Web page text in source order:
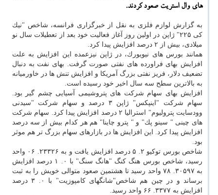
های وال استریت صعود كردند.
به گزارش لوازم فلزی به نقل از خبرگزاری فرانسه، شاخص "نیك
كی ۲۲۵" ژاپن در اولین روز آغاز فعالیت خود بعد از تعطیلات سال نو
میلادی، بیش از ۲ درصد افزایش پیدا كرد.
همانند بورس های نیویورك، در ژاپن نیزعمده این افزایش به علت
افزایش بهای فراورده های نفتی صورت گرفت. بهای نفت به دنبال
تضعیف دلار، فریز نفتی بزرگ آمریكا و افزایش تنش ها در خاورمیانه
به بالاترین سطح سه سال اخیر خود رسیده است.
افزایش بهای سهام شركت های پتروشیمی آسیایی چشم گیر بود.
سهام شركت "اینپكس" ژاپن ۳ درصد و سهام شركت "سیدنی
وودسایت پترولیوم" استرالیا ۲ درصد افزایش پیدا كرد. سهام شركت
های چینی " سینو پك" و " پترو چاینا" هم هر كدام بیش از سه درصد
افزایش پیدا كرد. این افزایش ها در بازارهای سهام بزرگ تر هم موثر
بود.
شاخص بورس توكیو ۲. ۵ درصد افزایش یافت و به ۲۳۳۲۶. ۰۶ واحد
رسید، شاخص بورس هنگ كنگ "هانگ سنگ" با ۰. ۱ درصد افزایش
به ۳۰۵۹۷. ۷۸ واحد رسید تا هشتمین صعود متوالی خویش را به ثبت
برساند و در چین هم شاخص"شانگهای كامپوزیت" با ۰. ۳ درصد
افزایش به ۳۳۷۷. ۶۶ واحد رسید.